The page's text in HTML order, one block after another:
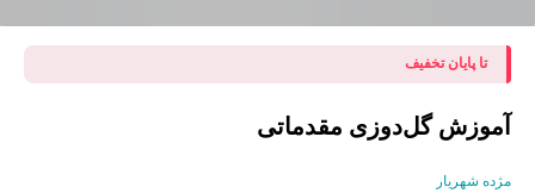
تا پایان تخفیف
آموزش گل‌دوزی مقدماتی
مژده شهریار